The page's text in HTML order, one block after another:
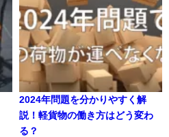
2024年問題を分かりやすく解
説！軽貨物の働き方はどう変わ
る？